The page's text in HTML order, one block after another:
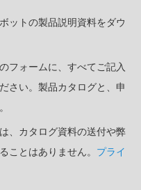
ットの製品説明資料をダウ
フォームに、すべてご記入
さい。製品カタログと、申
、カタログ資料の送付や弊
ことはありません。 プライ